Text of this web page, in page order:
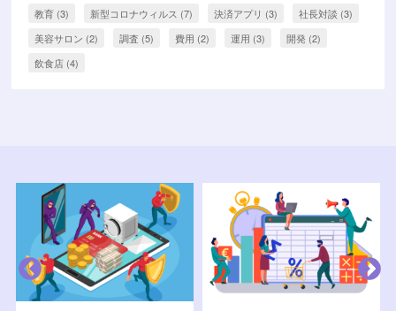
教育 (3) 新型コロナウィルス (7) 決済アプリ (3) 社長対談 (3)
美容サロン (2) 調査 (5) 費用 (2) 運用 (3) 開発 (2)
飲食店 (4)